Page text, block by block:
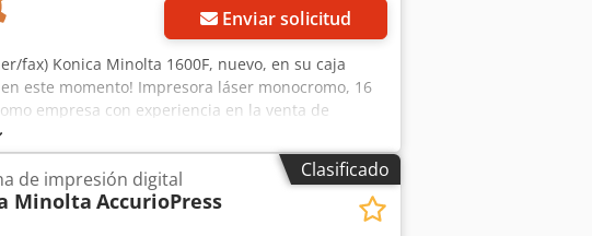
Enviar solicitud
fax) Konica Minolta 1600F, nuevo, en su caja
este momento! Impresora láser monocromo, 16
empresa con experiencia en la venta de
en el embalaje y el envío en palés, para
condiciones. Enviamos fotocopiadoras
Nuestra empresa ofrece la gama más amplia de
envíos a nivel mundial, según solicitud.
con nosotros para obtener más información.
Clasificado
de impresión digital
Minolta AccurioPress